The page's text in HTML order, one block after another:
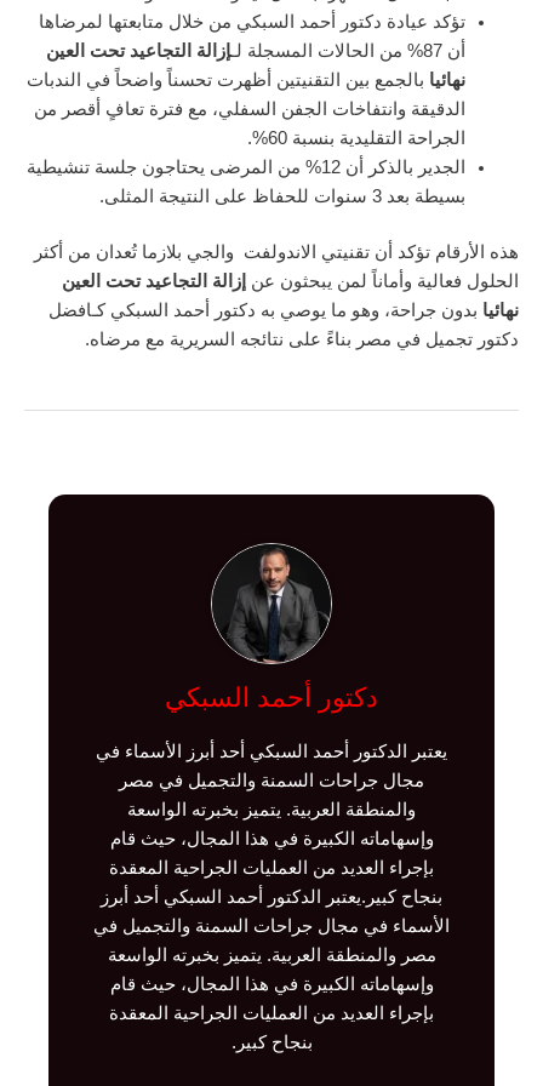
تؤكد عيادة دكتور أحمد السبكي من خلال متابعتها لمرضاها
أن 87% من الحالات المسجلة لـ
إزالة التجاعيد تحت العين
نهائيا بالجمع بين التقنيتين أظهرت تحسناً واضحاً في الندبات
الدقيقة وانتفاخات الجفن السفلي، مع فترة تعافٍ أقصر من
الجراحة التقليدية بنسبة 60%.
الجدير بالذكر أن 12% من المرضى يحتاجون جلسة تنشيطية
بسيطة بعد 3 سنوات للحفاظ على النتيجة المثلى.
هذه الأرقام تؤكد أن تقنيتي الاندولفت والجي بلازما تُعدان من أكثر
الحلول فعالية وأماناً لمن يبحثون عن إزالة التجاعيد تحت العين
نهائيا بدون جراحة، وهو ما يوصي به دكتور أحمد السبكي كـافضل
دكتور تجميل في مصر بناءً على نتائجه السريرية مع مرضاه.
دكتور أحمد السبكي
يعتبر الدكتور أحمد السبكي أحد أبرز الأسماء في
مجال جراحات السمنة والتجميل في مصر
والمنطقة العربية. يتميز بخبرته الواسعة
وإسهاماته الكبيرة في هذا المجال، حيث قام
بإجراء العديد من العمليات الجراحية المعقدة
بنجاح كبير.يعتبر الدكتور أحمد السبكي أحد أبرز
الأسماء في مجال جراحات السمنة والتجميل في
مصر والمنطقة العربية. يتميز بخبرته الواسعة
وإسهاماته الكبيرة في هذا المجال، حيث قام
بإجراء العديد من العمليات الجراحية المعقدة
بنجاح كبير.